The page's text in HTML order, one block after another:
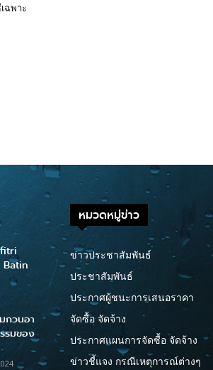
ฉพาะ
Batin
กวนอา
รมของ
หมวดหมู่ข่าว
ข่าวประชาสัมพันธ์
ประชาสัมพันธ์
ประกาศผู้ชนะการเสนอราคา
จัดซื้อ จัดจ้าง
ประกาศแผนการจัดซื้อ จัดจ้าง
ข่าวชี้แจง กรณีเหตุการณ์ต่างๆ